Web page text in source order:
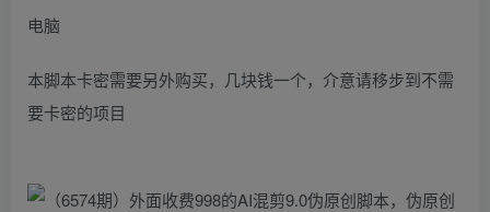
电脑
本脚本卡密需要另外购买，几块钱一个，介意请移步到不需
要卡密的项目